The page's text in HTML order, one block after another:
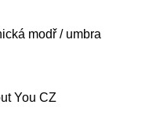
modř / umbra
You CZ